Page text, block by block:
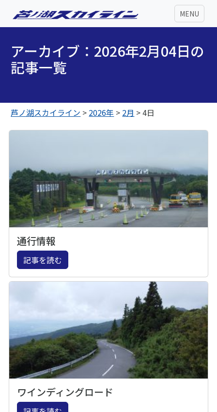
MENU
アーカイブ：2026年2月04日の
記事一覧
芦ノ湖スカイライン > 2026年 > 2月 >4日
通行情報
記事を読む
ワインディングロード